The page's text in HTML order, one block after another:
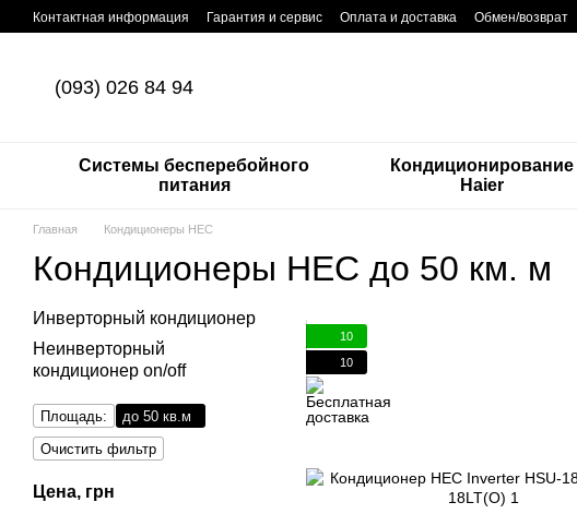
Перейти к основному контенту
Контактная информация Гарантия и сервис Оплата и доставка Обмен/возврат
(093) 026 84 94
Системы бесперебойного
питания
Кондиционирование
Haier
Главная Кондиционеры HEC
Кондиционеры HEC до 50 км. м
10
10
Инверторный кондиционер
Неинверторный
кондиционер on/off
Площадь:
до 50 кв.м
Очистить фильтр
Цена, грн